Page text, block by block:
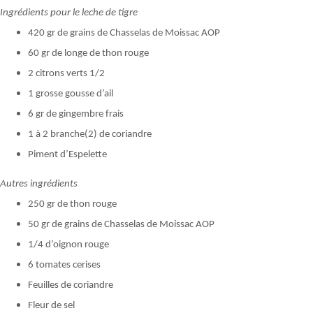
Ingrédients pour le leche de tigre
420 gr de grains de Chasselas de Moissac AOP
60 gr de longe de thon rouge
2 citrons verts 1/2
1 grosse gousse d’ail
6 gr de gingembre frais
1 à 2 branche(2) de coriandre
Piment d’Espelette
Autres ingrédients
250 gr de thon rouge
50 gr de grains de Chasselas de Moissac AOP
1/4 d’oignon rouge
6 tomates cerises
Feuilles de coriandre
Fleur de sel